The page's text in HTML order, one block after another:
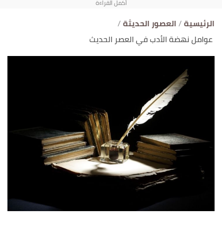
الرئيسية العصور الحديثة
عوامل نهضة الأدب في العصر الحديث